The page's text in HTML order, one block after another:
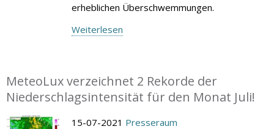
erheblichen Überschwemmungen.
Weiterlesen
MeteoLux verzeichnet 2 Rekorde der
Niederschlagsintensität für den Monat Juli!
15-07-2021 Presseraum